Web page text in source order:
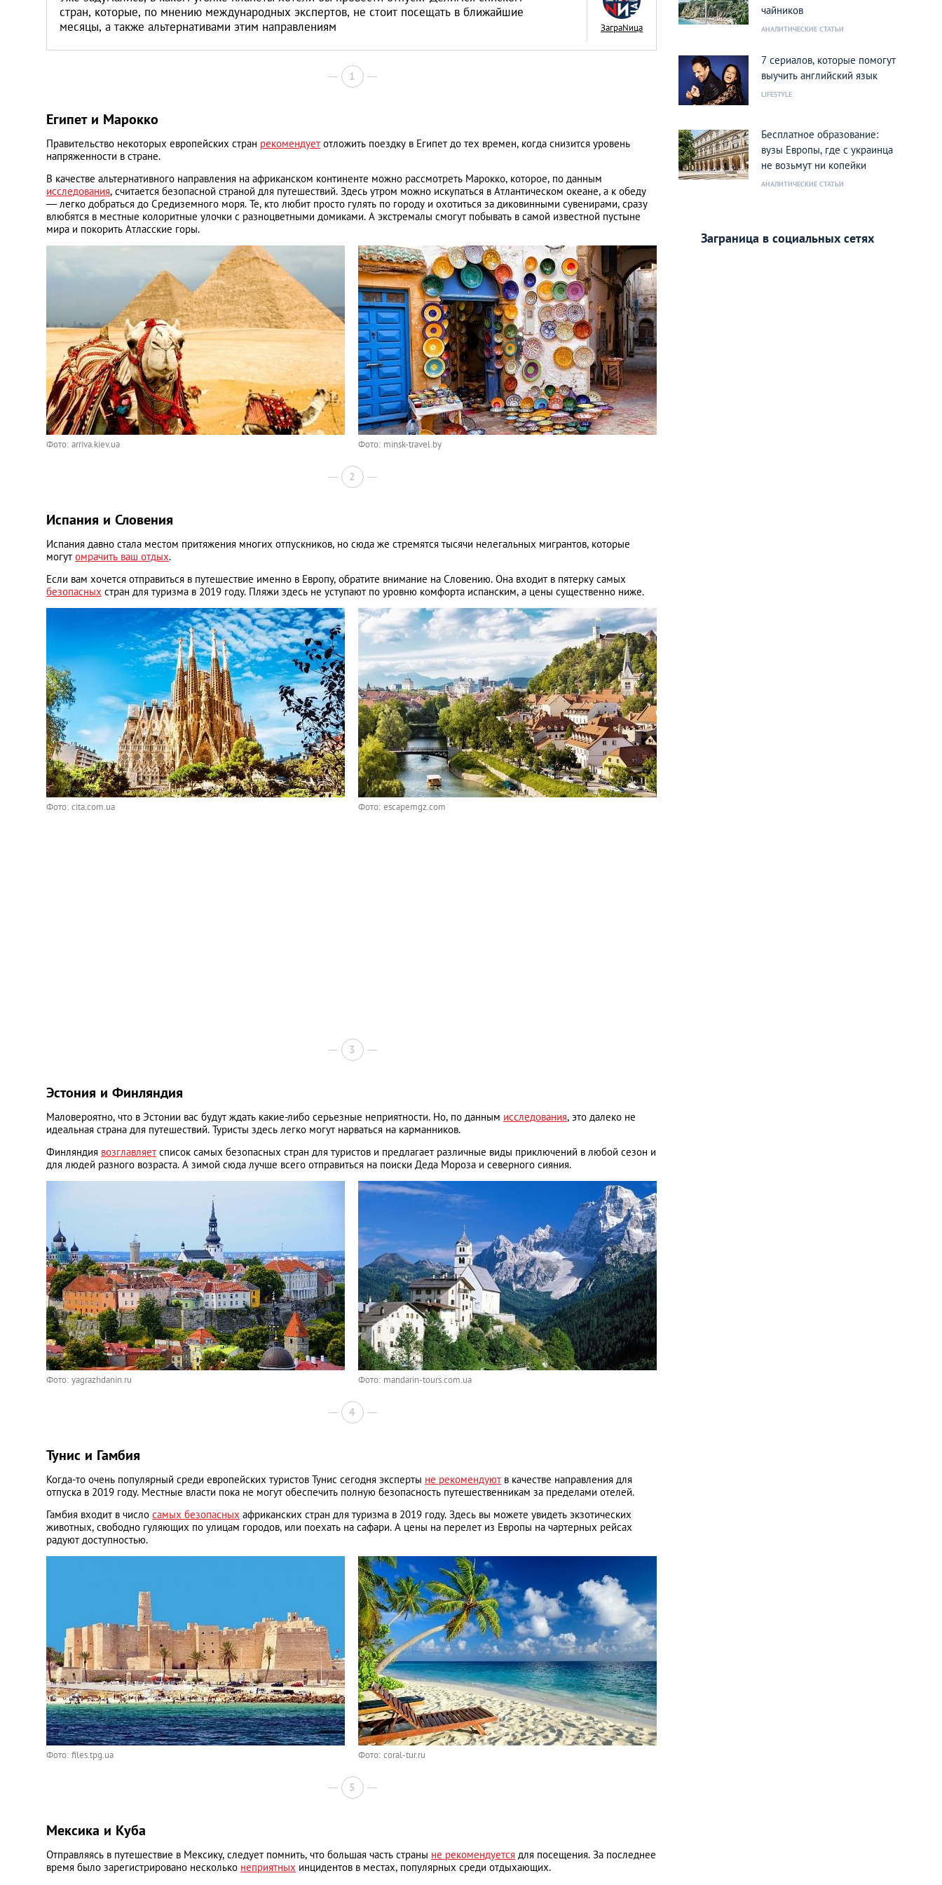
стран, которые, по мнению международных экспертов, не стоит посещать в ближайшие
месяцы, а также альтернативами этим направлениям
ЗаграNица
1
Египет и Марокко
Правительство некоторых европейских стран рекомендует отложить поездку в Египет до тех времен, когда снизится уровень
напряженности в стране.
В качестве альтернативного направления на африканском континенте можно рассмотреть Марокко, которое, по данным
исследования, считается безопасной страной для путешествий. Здесь утром можно искупаться в Атлантическом океане, а к обеду
— легко добраться до Средиземного моря. Те, кто любит просто гулять по городу и охотиться за диковинными сувенирами, сразу
влюбятся в местные колоритные улочки с разноцветными домиками. А экстремалы смогут побывать в самой известной пустыне
мира и покорить Атласские горы.
Фото: arriva.kiev.ua Фото: minsk-travel.by
2
Испания и Словения
Испания давно стала местом притяжения многих отпускников, но сюда же стремятся тысячи нелегальных мигрантов, которые
могут омрачить ваш отдых.
Если вам хочется отправиться в путешествие именно в Европу, обратите внимание на Словению. Она входит в пятерку самых
безопасных стран для туризма в 2019 году. Пляжи здесь не уступают по уровню комфорта испанским, а цены существенно ниже.
Фото: cita.com.ua Фото: escapemgz.com
3
Эстония и Финляндия
Маловероятно, что в Эстонии вас будут ждать какие-либо серьезные неприятности. Но, по данным исследования, это далеко не
идеальная страна для путешествий. Туристы здесь легко могут нарваться на карманников.
Финляндия возглавляет список самых безопасных стран для туристов и предлагает различные виды приключений в любой сезон и
для людей разного возраста. А зимой сюда лучше всего отправиться на поиски Деда Мороза и северного сияния.
Фото: yagrazhdanin.ru Фото: mandarin-tours.com.ua
4
Тунис и Гамбия
Когда-то очень популярный среди европейских туристов Тунис сегодня эксперты не рекомендуют в качестве направления для
отпуска в 2019 году. Местные власти пока не могут обеспечить полную безопасность путешественникам за пределами отелей.
Гамбия входит в число самых безопасных африканских стран для туризма в 2019 году. Здесь вы можете увидеть экзотических
животных, свободно гуляющих по улицам городов, или поехать на сафари. А цены на перелет из Европы на чартерных рейсах
радуют доступностью.
Фото: files.tpg.ua Фото: coral-tur.ru
5
Мексика и Куба
Отправляясь в путешествие в Мексику, следует помнить, что большая часть страны не рекомендуется для посещения. За последнее
время было зарегистрировано несколько неприятных инцидентов в местах, популярных среди отдыхающих.
чайников
АНАЛИТИЧЕСКИЕ СТАТЬИ
7 сериалов, которые помогут
выучить английский язык
LIFESTYLE
Бесплатное образование:
вузы Европы, где с украинца
не возьмут ни копейки
АНАЛИТИЧЕСКИЕ СТАТЬИ
Заграница в социальных сетях